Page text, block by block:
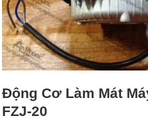
Động Cơ Làm Mát
FZJ-20